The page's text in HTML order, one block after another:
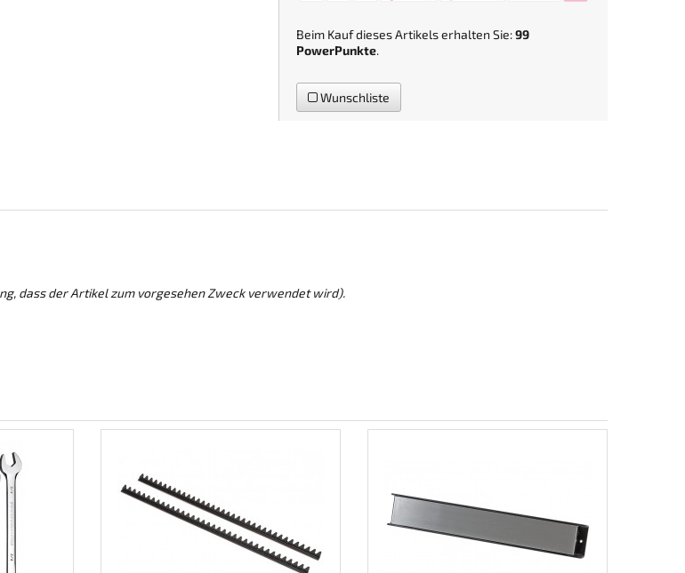
Beim Kauf dieses Artikels erhalten Sie:99
PowerPunkte.
Wunschliste
dass der Artikel zum vorgesehen Zweck verwendet wird).